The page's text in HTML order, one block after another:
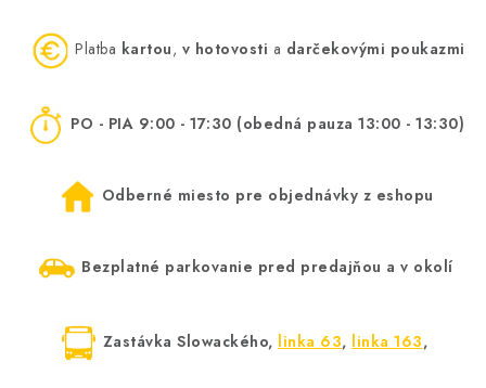
MEDOVINA
MEDOVÉ DARČEKOVÉ SETY
DOPLNKY KU VČELÍM PRODUKTOM
MEDOVÉ CUKROVINKY
SLUŽBY VČELÁRA
Platba kartou, v hotovosti a darčekovými poukazmi
PO - PIA 9:00 - 17:30 (obedná pauza 13:00 - 13:30)
Odberné miesto pre objednávky z eshopu
Bezplatné parkovanie pred predajňou a v okolí
Zastávka Slowackého, linka 63, linka 163,